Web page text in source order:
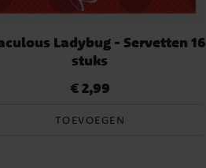
Ladybug - Servetten 16
stuks
Prijs :€ 2,99
€ 2,99
TOEVOEGEN